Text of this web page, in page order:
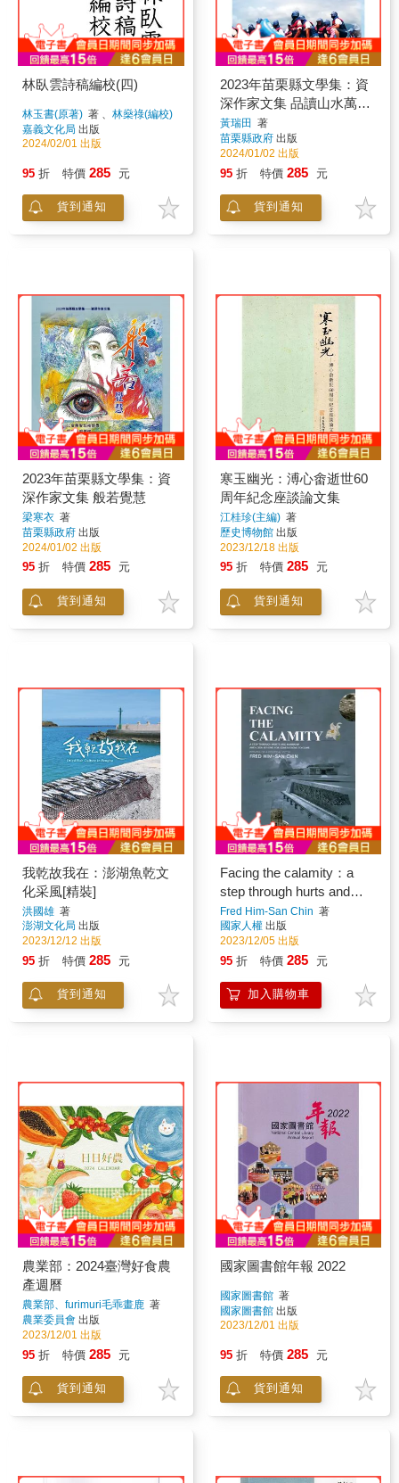
林臥雲詩稿編校(四)
林玉書(原著) 著 、 林燊祿(編校)
著
嘉義文化局 出版
2024/02/01 出版
95 折 特價 285 元
貨到通知
2023年苗栗縣文學集：資
深作家文集 品讀山水萬里
行
黃瑞田 著
苗栗縣政府出版
2024/01/02 出版
95 折 特價 285 元
貨到通知
2023年苗栗縣文學集：資
深作家文集 般若覺慧
梁寒衣 著
苗栗縣政府 出版
2024/01/02 出版
95 折 特價 285 元
貨到通知
寒玉幽光：溥心畬逝世60
周年紀念座談論文集
江桂珍(主編)著
歷史博物館出版
2023/12/18 出版
95 折 特價 285 元
貨到通知
我乾故我在：澎湖魚乾文
化采風[精裝]
洪國雄 著
澎湖文化局 出版
2023/12/12 出版
95 折 特價 285 元
貨到通知
Facing the calamity：a
step through hurts and
hardship and look beyond
for generations to come
Fred Him-San Chin 著
國家人權出版
2023/12/05 出版
95 折 特價 285 元
加入購物車
農業部：2024臺灣好食農
產週曆
農業部、furimuri毛乖畫鹿 著
農業委員會 出版
2023/12/01 出版
95 折 特價 285 元
貨到通知
國家圖書館年報 2022
國家圖書館著
國家圖書館出版
2023/12/01 出版
95 折 特價 285 元
貨到通知